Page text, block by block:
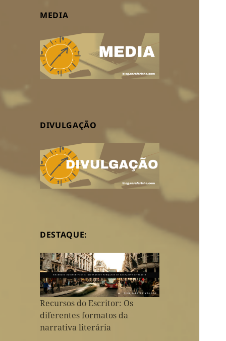
MEDIA
DIVULGAÇÃO
DESTAQUE:
Recursos do Escritor: Os
diferentes formatos da
narrativa literária